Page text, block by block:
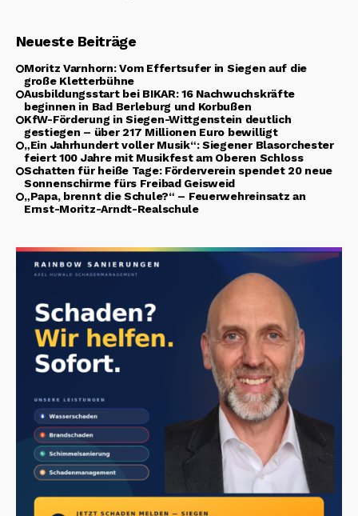
Neueste Beiträge
Moritz Varnhorn: Vom Effertsufer in Siegen auf die
große Kletterbühne
Ausbildungsstart bei BIKAR: 16 Nachwuchskräfte
beginnen in Bad Berleburg und Korbußen
KfW-Förderung in Siegen-Wittgenstein deutlich
gestiegen – über 217 Millionen Euro bewilligt
„Ein Jahrhundert voller Musik“: Siegener Blasorchester
feiert 100 Jahre mit Musikfest am Oberen Schloss
Schatten für heiße Tage: Förderverein spendet 20 neue
Sonnenschirme fürs Freibad Geisweid
„Papa, brennt die Schule?“ – Feuerwehreinsatz an
Ernst-Moritz-Arndt-Realschule